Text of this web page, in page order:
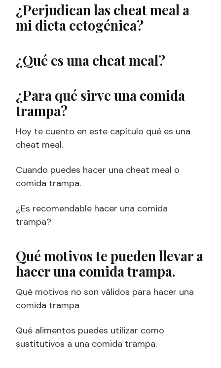
¿Perjudican las cheat meal a
mi dieta cetogénica?
¿Qué es una cheat meal?
¿Para qué sirve una comida
trampa?
Hoy te cuento en este capítulo qué es una
cheat meal.
Cuando puedes hacer una cheat meal o
comida trampa.
¿Es recomendable hacer una comida
trampa?
Qué motivos te pueden llevar a
hacer una comida trampa.
Qué motivos no son válidos para hacer una
comida trampa
Qué alimentos puedes utilizar como
sustitutivos a una comida trampa.